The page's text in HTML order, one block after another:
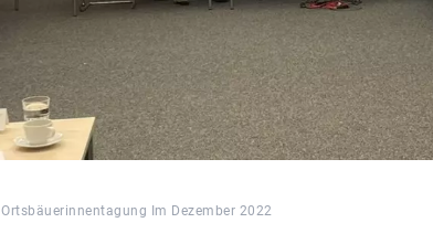
Ortsbäuerinnentagung Im Dezember 2022